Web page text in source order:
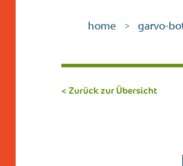
home > garvo-
< Zurück zur Übersicht